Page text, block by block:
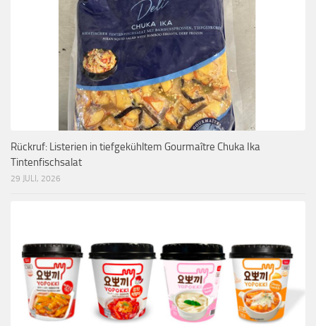
Rückruf: Listerien in tiefgekühltem Gourmaître Chuka Ika
Tintenfischsalat
29 JULI, 2026